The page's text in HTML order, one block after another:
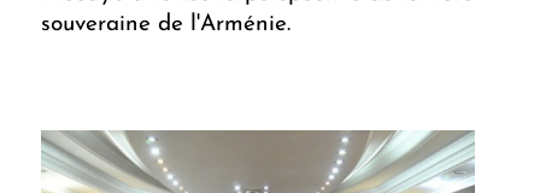
souveraine de l'Arménie.